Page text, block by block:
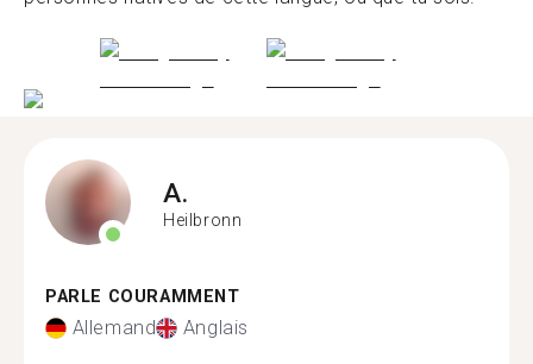
A.
Heilbronn
PARLE COURAMMENT
Allemand Anglais